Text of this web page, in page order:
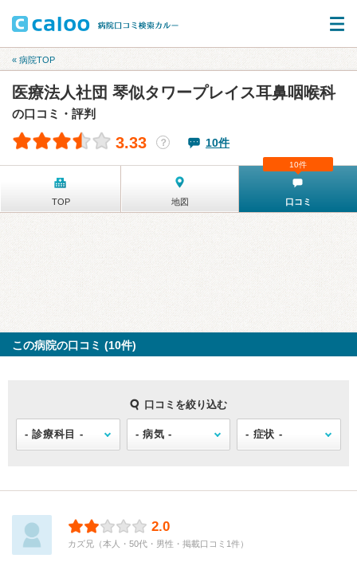
« 病院TOP
医療法人社団 琴似タワープレイス耳鼻咽喉科
の口コミ・評判
3.33 ？ 10件
TOP 地図 口コミ
10件
この病院の口コミ (10件)
口コミを絞り込む
2.0
カズ兄（本人・50代・男性・掲載口コミ1件）